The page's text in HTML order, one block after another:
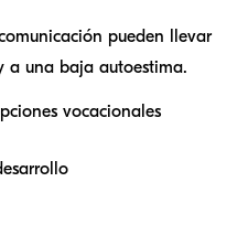
pueden llevar
a una baja autoestima.
vocacionales